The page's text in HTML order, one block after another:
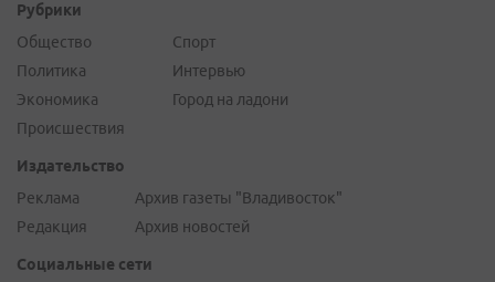
Рубрики
Общество
Политика
Экономика
Происшествия
Спорт
Интервью
Город на ладони
Издательство
Реклама
Редакция
Архив газеты "Владивосток"
Архив новостей
Социальные сети